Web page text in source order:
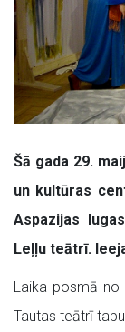
Šā gada 29.
un kultūras
Aspazijas
Leļļu teātrī.
Laika posmā no
Tautas teātrī